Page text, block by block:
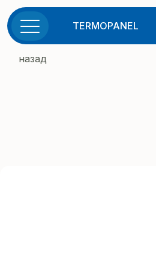
TERMOPANEL
назад